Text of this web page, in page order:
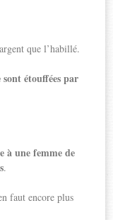
que l’habillé.
étouffées par
à une femme de
.
faut encore plus